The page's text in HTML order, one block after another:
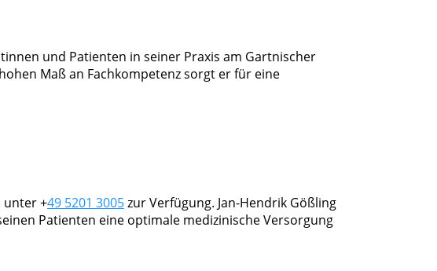
und Patienten in seiner Praxis am Gartnischer
Maß an Fachkompetenz sorgt er für eine
unter +49 5201 3005zur Verfügung. Jan-Hendrik Gößling
Patienten eine optimale medizinische Versorgung